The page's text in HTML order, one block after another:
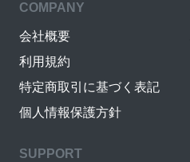
COMPANY
会社概要
利用規約
特定商取引に基づく表記
個人情報保護方針
SUPPORT